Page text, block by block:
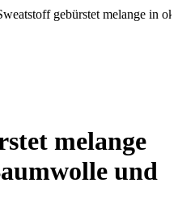
gebürstet melange in
melange
und